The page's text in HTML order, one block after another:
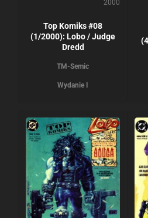
2000
Top Komiks #08
(1/2000): Lobo / Judge
Dredd
TM-Semic
Wydanie I